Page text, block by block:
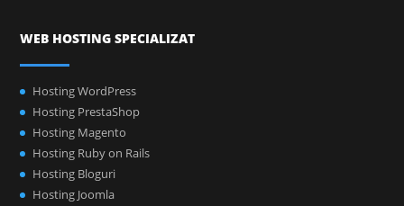
WEB HOSTING SPECIALIZAT
Hosting WordPress
Hosting PrestaShop
Hosting Magento
Hosting Ruby on Rails
Hosting Bloguri
Hosting Joomla